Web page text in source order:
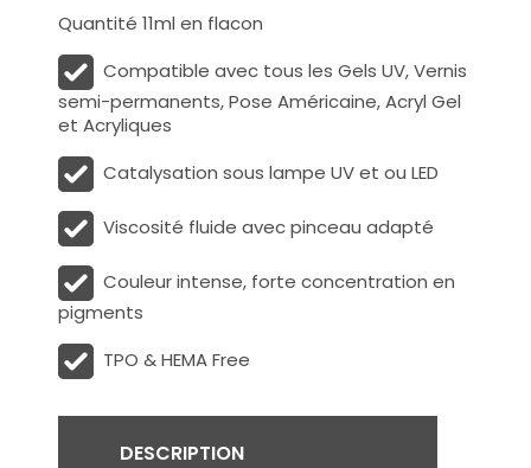
Quantité 11ml en flacon
Compatible avec tous les Gels UV, Vernis
semi-permanents, Pose Américaine, Acryl Gel
et Acryliques
Catalysation sous lampe UV et ou LED
Viscosité fluide avec pinceau adapté
Couleur intense, forte concentration en
pigments
TPO & HEMA Free
DESCRIPTION